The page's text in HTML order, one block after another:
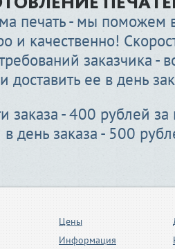
печать - мы поможем
и качественно!
заказчика -
доставить ее в день
заказа - 400 рублей
в день заказа - 500
Цены
Информация